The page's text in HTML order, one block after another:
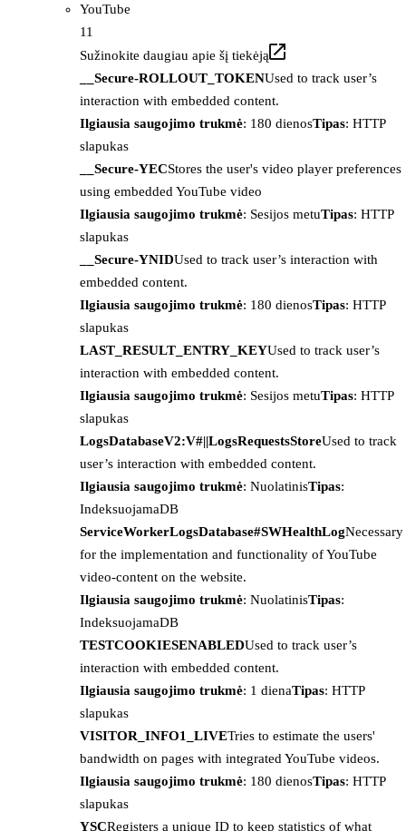
YouTube
11
Sužinokite daugiau apie šį tiekėją
__Secure-ROLLOUT_TOKENUsed to track user’s
interaction with embedded content.
Ilgiausia saugojimo trukmė: 180 dienosTipas: HTTP
slapukas
__Secure-YECStores the user's video player preferences
using embedded YouTube video
Ilgiausia saugojimo trukmė: Sesijos metuTipas: HTTP
slapukas
__Secure-YNIDUsed to track user’s interaction with
embedded content.
Ilgiausia saugojimo trukmė: 180 dienosTipas: HTTP
slapukas
LAST_RESULT_ENTRY_KEYUsed to track user’s
interaction with embedded content.
Ilgiausia saugojimo trukmė: Sesijos metuTipas: HTTP
slapukas
LogsDatabaseV2:V#||LogsRequestsStoreUsed to track
user’s interaction with embedded content.
Ilgiausia saugojimo trukmė: NuolatinisTipas:
IndeksuojamaDB
ServiceWorkerLogsDatabase#SWHealthLogNecessary
for the implementation and functionality of YouTube
video-content on the website.
Ilgiausia saugojimo trukmė: NuolatinisTipas:
IndeksuojamaDB
TESTCOOKIESENABLEDUsed to track user’s
interaction with embedded content.
Ilgiausia saugojimo trukmė: 1 dienaTipas: HTTP
slapukas
VISITOR_INFO1_LIVETries to estimate the users'
bandwidth on pages with integrated YouTube videos.
Ilgiausia saugojimo trukmė: 180 dienosTipas: HTTP
slapukas
YSCRegisters a unique ID to keep statistics of what